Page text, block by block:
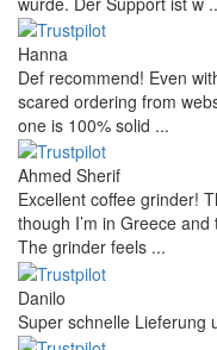
Hanna
Def recommend! Even
scared ordering from
one is 100% solid ...
Ahmed Sherif
Excellent coffee grinder!
though I’m in Greece
The grinder feels ...
Danilo
Super schnelle Lieferung